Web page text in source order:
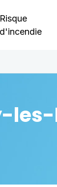
Risque
d'incendie
les-